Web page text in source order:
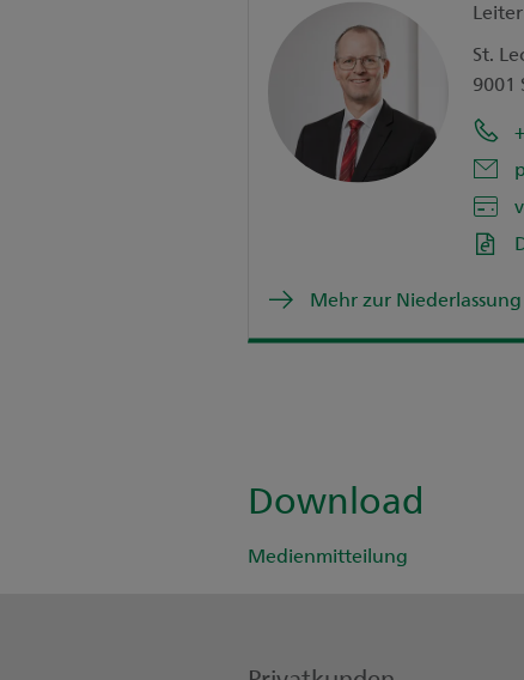
St.
9001
Mehr zur Niederlassung
Download
Medienmitteilung